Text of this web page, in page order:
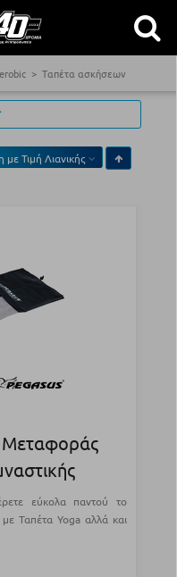
Ταπέτα ασκήσεων
μεΤιμή Λιανικής
Μεταφοράς
εύκολα παντού το
Ταπέτα Yoga αλλά και